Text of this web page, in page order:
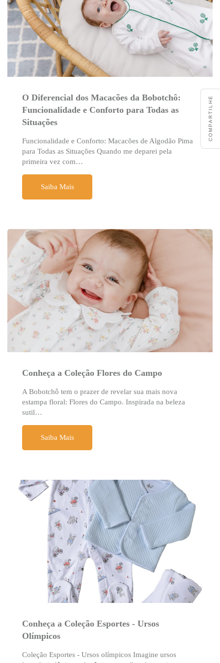
COMPARTILHE
O Diferencial dos Macacões da Bobotchô:
Funcionalidade e Conforto para Todas as
Situações
Funcionalidade e Conforto: Macacões de Algodão Pima
para Todas as Situações Quando me deparei pela
primeira vez com…
Saiba Mais
Conheça a Coleção Flores do Campo
A Bobotchô tem o prazer de revelar sua mais nova
estampa floral: Flores do Campo. Inspirada na beleza
sutil…
Saiba Mais
Conheça a Coleção Esportes - Ursos
Olímpicos
Coleção Esportes - Ursos olímpicos Imagine ursos